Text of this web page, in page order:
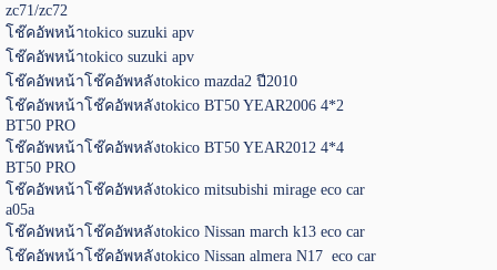
zc71/zc72
โช๊คอัพหน้าtokico suzuki apv
โช๊คอัพหน้าtokico suzuki apv
โช๊คอัพหน้าโช๊คอัพหลังtokico mazda2 ปี2010
โช๊คอัพหน้าโช๊คอัพหลังtokico BT50 YEAR2006 4*2
BT50 PRO
โช๊คอัพหน้าโช๊คอัพหลังtokico BT50 YEAR2012 4*4
BT50 PRO
โช๊คอัพหน้าโช๊คอัพหลังtokico mitsubishi mirage eco car
a05a
โช๊คอัพหน้าโช๊คอัพหลังtokico Nissan march k13 eco car
โช๊คอัพหน้าโช๊คอัพหลังtokico Nissan almera N17 eco car